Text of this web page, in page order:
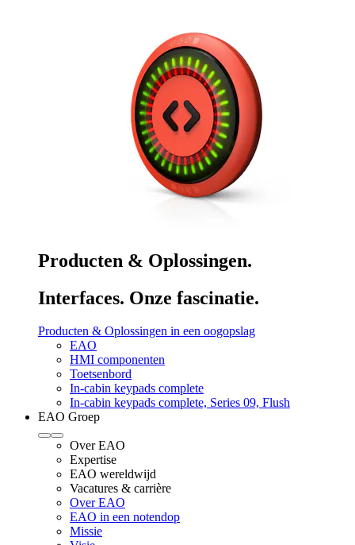
Producten & Oplossingen.
Interfaces. Onze fascinatie.
Producten & Oplossingen in een oogopslag
EAO
HMI componenten
Toetsenbord
In-cabin keypads complete
In-cabin keypads complete, Series 09, Flush
EAO Groep
Over EAO
Expertise
EAO wereldwijd
Vacatures & carrière
Over EAO
EAO in een notendop
Missie